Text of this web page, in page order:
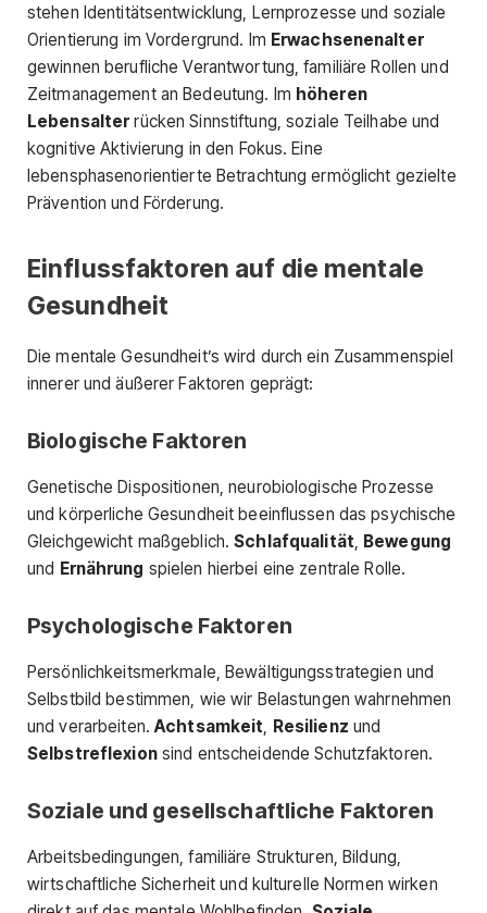
stehen Identitätsentwicklung, Lernprozesse und soziale
Orientierung im Vordergrund. Im Erwachsenenalter
gewinnen berufliche Verantwortung, familiäre Rollen und
Zeitmanagement an Bedeutung. Im höheren
Lebensalter rücken Sinnstiftung, soziale Teilhabe und
kognitive Aktivierung in den Fokus. Eine
lebensphasenorientierte Betrachtung ermöglicht gezielte
Prävention und Förderung.
Einflussfaktoren auf die mentale
Gesundheit
Die mentale Gesundheit’s wird durch ein Zusammenspiel
innerer und äußerer Faktoren geprägt:
Biologische Faktoren
Genetische Dispositionen, neurobiologische Prozesse
und körperliche Gesundheit beeinflussen das psychische
Gleichgewicht maßgeblich.Schlafqualität, Bewegung
und Ernährung spielen hierbei eine zentrale Rolle.
Psychologische Faktoren
Persönlichkeitsmerkmale, Bewältigungsstrategien und
Selbstbild bestimmen, wie wir Belastungen wahrnehmen
und verarbeiten.Achtsamkeit, Resilienz und
Selbstreflexionsind entscheidende Schutzfaktoren.
Soziale und gesellschaftliche Faktoren
Arbeitsbedingungen, familiäre Strukturen, Bildung,
wirtschaftliche Sicherheit und kulturelle Normen wirken